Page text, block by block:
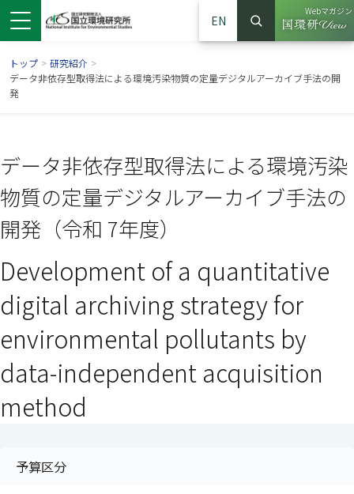
ドウで開きます）
ンドウで開きます）
ウインドウで開きます）
EN
サイト内検索
検索
Webマガジン
（別ウイ
トップ > 研究紹介 >
データ非依存型取得法による環境汚染物質の定量デジタルアーカイブ手法の開
発
データ非依存型取得法による環境汚染
物質の定量デジタルアーカイブ手法の
開発（令和 7年度）
Development of a quantitative
digital archiving strategy for
environmental pollutants by
data-independent acquisition
method
予算区分